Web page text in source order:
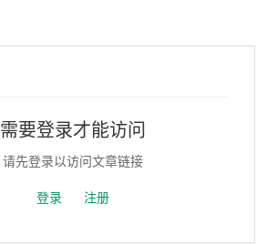
需要登录才能访问
请先登录以访问文章链接
登录 注册